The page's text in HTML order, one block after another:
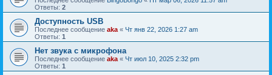
Ответы: 2
Доступность USB
Последнее сообщение aka « Чт янв 22, 2026 1:27 am
Ответы: 1
Нет звука с микрофона
Последнее сообщение aka « Чт июл 10, 2025 2:32 pm
Ответы: 1